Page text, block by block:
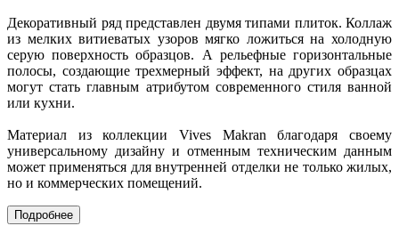
Декоративный ряд представлен двумя типами плиток. Коллаж
из мелких витиеватых узоров мягко ложиться на холодную
серую поверхность образцов. А рельефные горизонтальные
полосы, создающие трехмерный эффект, на других образцах
могут стать главным атрибутом современного стиля ванной
или кухни.
Материал из коллекции Vives Makran благодаря своему
универсальному дизайну и отменным техническим данным
может применяться для внутренней отделки не только жилых,
но и коммерческих помещений.
Подробнее